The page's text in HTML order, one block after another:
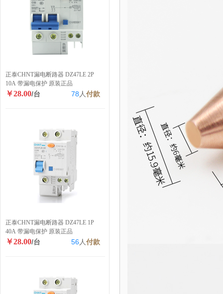
正泰CHNT漏电断路器 DZ47LE 2P
10A 带漏电保护 原装正品
￥28.00/台 78 人付款
正泰CHNT漏电断路器 DZ47LE 1P
40A 带漏电保护 原装正品
￥28.00/台 56人付款